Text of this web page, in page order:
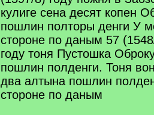
кулиге сена десят копен
пошлин полторы денги У
стороне по даным 57
году тоня Пустошка
пошлин полденги. Тоня
два алтына пошлин
стороне по даным